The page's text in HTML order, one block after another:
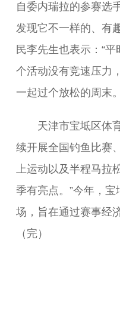
自委内瑞拉的参赛选
发现它不一样的、有
民李先生也表示：“
个活动没有竞速压力
一起过个放松的周末
天津市宝坻区体育
续开展全国钓鱼比赛
上运动以及半程马拉
季有亮点。”今年，
场，旨在通过赛事经
（完）